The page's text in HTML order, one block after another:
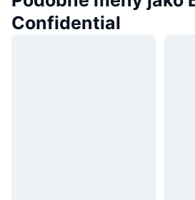
Confidential